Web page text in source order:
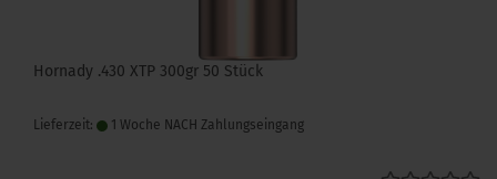
Hornady .430 XTP 300gr 50 Stück
Lieferzeit: 1 Woche NACH Zahlungseingang